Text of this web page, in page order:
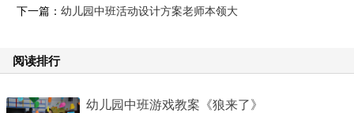
下一篇： 幼儿园中班活动设计方案老师本领大
阅读排行
幼儿园中班游戏教案《狼来了》